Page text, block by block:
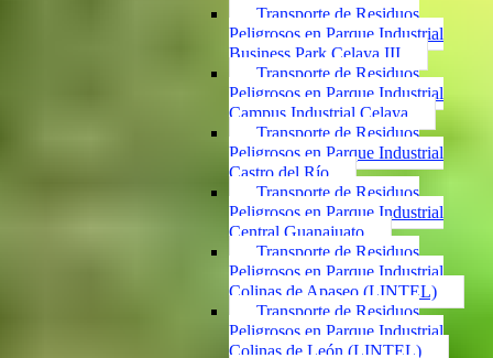
Transporte de Residuos
Peligrosos en Parque Industrial
Business Park Celaya III
Transporte de Residuos
Peligrosos en Parque Industrial
Campus Industrial Celaya
Transporte de Residuos
Peligrosos en Parque Industrial
Castro del Río
Transporte de Residuos
Peligrosos en Parque Industrial
Central Guanajuato
Transporte de Residuos
Peligrosos en Parque Industrial
Colinas de Apaseo (LINTEL)
Transporte de Residuos
Peligrosos en Parque Industrial
Colinas de León (LINTEL)